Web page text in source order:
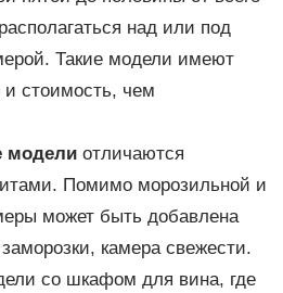
над или под
Такие модели имеют
стоимость, чем
моделиотличаются
Помимо морозильной и
может быть добавлена
камера свежести.
со шкафом для вина, где